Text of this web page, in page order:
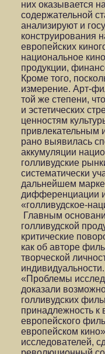
них оказывается
содержательной
анализируют и
конструирования
европейских
национальное
продукции,
Кроме того,
измерение. Арт-
той же степени,
и эстетических
ценностям
привлекательным
рано выявилась
аккумуляции
голливудские
систематически
дальнейшем
дифференциации
«голливудское-
Главным
голливудской
критические
как об авторе
творческой
«Проблемы
доказали
голливудских
принадлежность к
европейского
европейском
исследователей,